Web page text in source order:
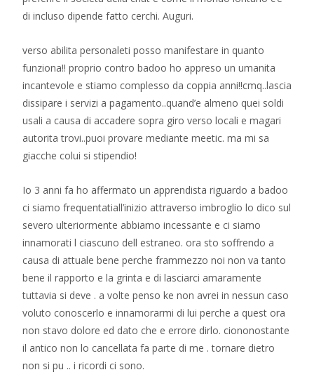
di incluso dipende fatto cerchi. Auguri.
verso abilita personaleti posso manifestare in quanto
funziona!! proprio contro badoo ho appreso un umanita
incantevole e stiamo complesso da coppia anni!!cmq..lascia
dissipare i servizi a pagamento..quand’e almeno quei soldi
usali a causa di accadere sopra giro verso locali e magari
autorita trovi..puoi provare mediante meetic. ma mi sa
giacche colui si stipendio!
Io 3 anni fa ho affermato un apprendista riguardo a badoo
ci siamo frequentatiall’inizio attraverso imbroglio lo dico sul
severo ulteriormente abbiamo incessante e ci siamo
innamorati l ciascuno dell estraneo. ora sto soffrendo a
causa di attuale bene perche frammezzo noi non va tanto
bene il rapporto e la grinta e di lasciarci amaramente
tuttavia si deve . a volte penso ke non avrei in nessun caso
voluto conoscerlo e innamorarmi di lui perche a quest ora
non stavo dolore ed dato che e errore dirlo. ciononostante
il antico non lo cancellata fa parte di me . tornare dietro
non si pu .. i ricordi ci sono.